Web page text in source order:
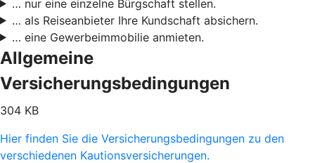
… nur eine einzelne Bürgschaft stellen.
… als Reiseanbieter Ihre Kundschaft absichern.
… eine Gewerbeimmobilie anmieten.
Allgemeine
Versicherungsbedingungen
304 KB
Hier finden Sie die Versicherungsbedingungen zu den
verschiedenen Kautionsversicherungen.